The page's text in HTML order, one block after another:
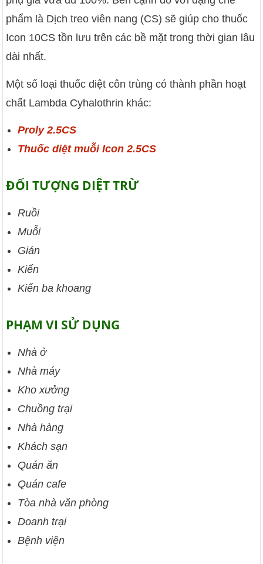
phẩm là Dịch treo viên nang (CS) sẽ giúp cho thuốc
Icon 10CS tồn lưu trên các bề mặt trong thời gian lâu
dài nhất.
Một số loại thuốc diệt côn trùng có thành phần hoạt
chất Lambda Cyhalothrin khác:
Proly 2.5CS
Thuốc diệt muỗi Icon 2.5CS
ĐỐI TƯỢNG DIỆT TRỪ
Ruồi
Muỗi
Gián
Kiến
Kiến ba khoang
PHẠM VI SỬ DỤNG
Nhà ở
Nhà máy
Kho xưởng
Chuồng trại
Nhà hàng
Khách sạn
Quán ăn
Quán cafe
Tòa nhà văn phòng
Doanh trại
Bệnh viện